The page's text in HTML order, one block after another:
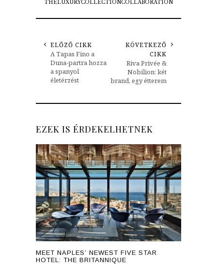
THELUXURYCOLLECTIONCOLLABORATION
ELŐZŐ CIKK
A Tapas Fino a
Duna-partra hozza
a spanyol
életérzést
KÖVETKEZŐ
CIKK
Riva Privée &
Nobilion: két
brand, egy étterem
EZEK IS ÉRDEKELHETNEK
MEET NAPLES’ NEWEST FIVE STAR
HOTEL: THE BRITANNIQUE